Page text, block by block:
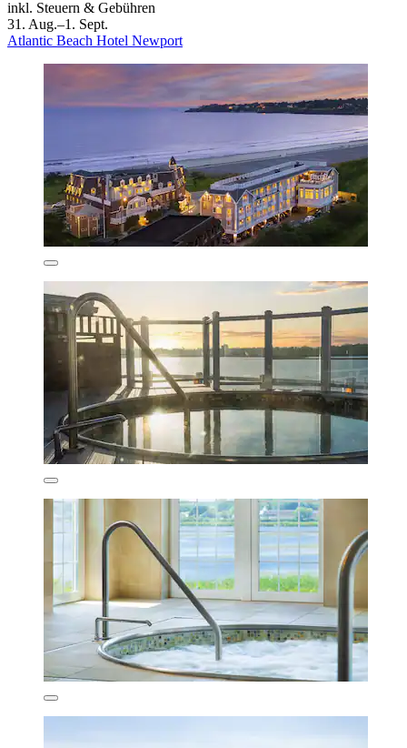
inkl. Steuern & Gebühren
31. Aug.–1. Sept.
Atlantic Beach Hotel Newport